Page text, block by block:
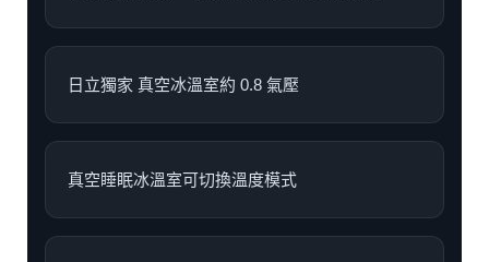
日立獨家 真空冰溫室約 0.8 氣壓
真空睡眠冰溫室可切換溫度模式